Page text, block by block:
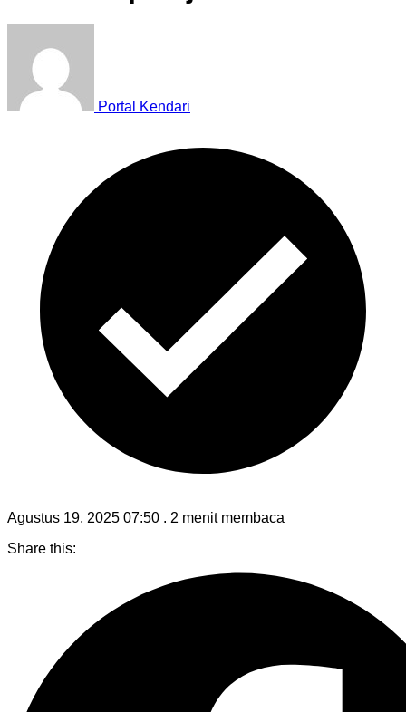
Portal Kendari
Agustus 19, 2025 07:50 . 2 menit membaca
Share this: